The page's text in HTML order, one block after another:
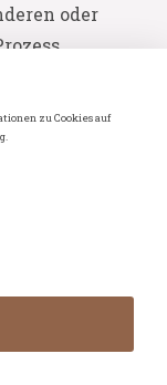
oder
Verkäufer
die
Sie eine
zu Cookies auf